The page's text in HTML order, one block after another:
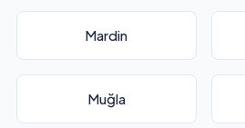
Mardin
Muğla